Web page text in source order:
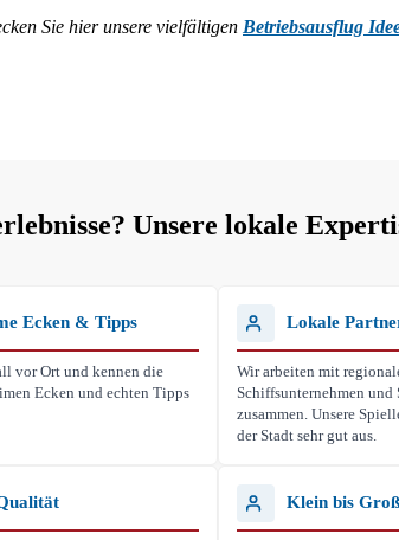
Sie hier unsere vielfältigen Betriebsausflug
Unsere lokale
Ecken & Tipps
vor Ort und kennen die
Ecken und echten Tipps
Lokale
Wir arbeiten mit
Schiffsunternehmen und
zusammen. Unsere
der Stadt sehr gut aus.
Klein bis Groß